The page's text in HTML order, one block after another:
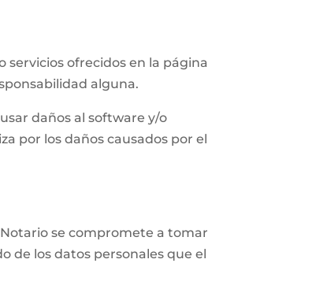
servicios ofrecidos en la página
alguna.
daños al software y/o
por los daños causados por el
Notario se compromete a tomar
de los datos personales que el